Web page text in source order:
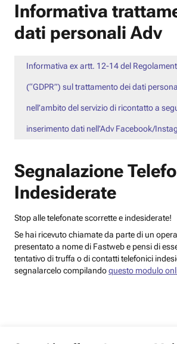
Informativa
dati personali Adv
Informativa ex artt. 12-14 del
(“GDPR”) sul trattamento dei dati
nell’ambito del servizio di ricontatto a
inserimento dati nell’Adv Facebook/
Segnalazione
Indesiderate
Stop alle telefonate scorrette e indesiderate!
Se hai ricevuto chiamate da parte di un
presentato a nome di Fastweb e pensi di
tentativo di truffa o di contatti telefonici
segnalarcelo compilandoquesto modulo